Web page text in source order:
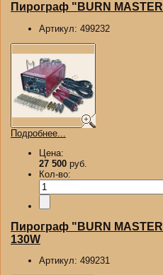
Пирограф "BURN
Артикул: 499232
Подробнее...
Цена:
27 500 руб.
Кол-во:
Пирограф "BURN
130W
Артикул: 499231